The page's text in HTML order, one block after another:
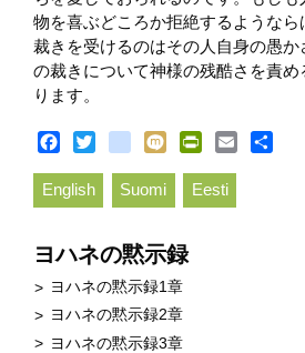
物を喜ぶどころか拒絶するような
裁きを受けるのはその人自身の愚か
の裁きについて神様の残酷さを責
ります。
Facebook
Twitterblogger_post
Mixi PrintFriendly
Email
English Suomi Eesti
ヨハネの黙示録
ヨハネの黙示録1章
ヨハネの黙示録2章
ヨハネの黙示録3章